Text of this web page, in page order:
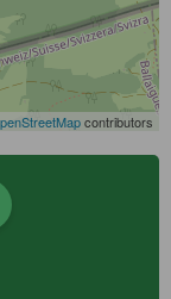
contributors